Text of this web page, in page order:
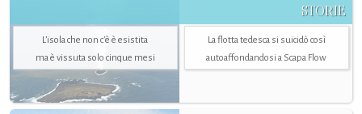
STORIE
L’isola che non c'è è esistita
ma è vissuta solo cinque mesi
La flotta tedesca si suicidò così
autoaffondandosi a Scapa Flow